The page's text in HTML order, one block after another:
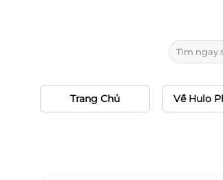
Tìm
kiếm:
Trang Chủ Về Hulo